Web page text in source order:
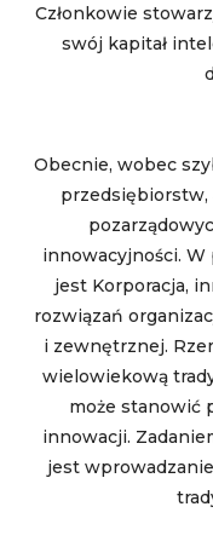
Członkowie
swój kapitał
Obecnie, wobec
przedsiębiorstw,
innowacyjności.
jest Korporacja,
rozwiązań
i zewnętrznej.
wielowiekową
może stanowić
innowacji.
jest